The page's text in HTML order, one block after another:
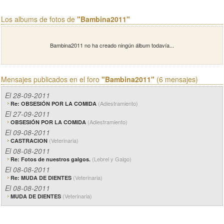
Los albums de fotos de "Bambina2011"
Bambina2011 no ha creado ningún álbum todavía...
Mensajes publicados en el foro "Bambina2011" (6 mensajes)
El 28-09-2011
Re: OBSESIÓN POR LA COMIDA (Adiestramiento)
El 27-09-2011
OBSESIÓN POR LA COMIDA (Adiestramiento)
El 09-08-2011
CASTRACION (Veterinaria)
El 08-08-2011
Re: Fotos de nuestros galgos. (Lebrel y Galgo)
El 08-08-2011
Re: MUDA DE DIENTES (Veterinaria)
El 08-08-2011
MUDA DE DIENTES (Veterinaria)